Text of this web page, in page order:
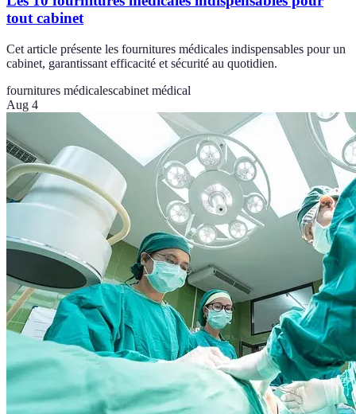
tout cabinet
Cet article présente les fournitures médicales indispensables pour un
cabinet, garantissant efficacité et sécurité au quotidien.
fournitures médicalescabinet médical
Aug 4